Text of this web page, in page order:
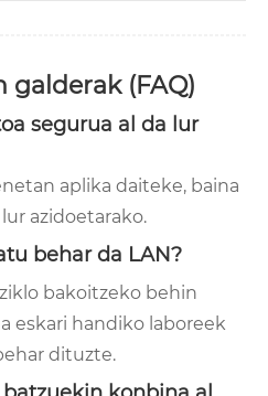
galderak (FAQ)
segurua al da lur
aplika daiteke, baina
azidoetarako.
behar da LAN?
bakoitzeko behin
eskari handiko laboreek
dituzte.